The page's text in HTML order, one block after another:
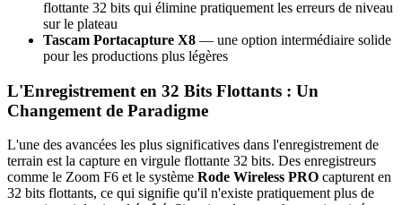
flottante 32 bits qui élimine pratiquement les erreurs de niveau
sur le plateau
Tascam Portacapture X8 — une option intermédiaire solide
pour les productions plus légères
L'Enregistrement en 32 Bits Flottants : Un
Changement de Paradigme
L'une des avancées les plus significatives dans l'enregistrement de
terrain est la capture en virgule flottante 32 bits. Des enregistreurs
comme le Zoom F6 et le système Rode Wireless PRO capturent en
32 bits flottants, ce qui signifie qu'il n'existe pratiquement plus de